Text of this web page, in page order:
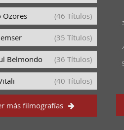
Ozores (46 Títulos)
(35 Títulos)
Belmondo (36 Títulos)
(40 Títulos)
más filmografías